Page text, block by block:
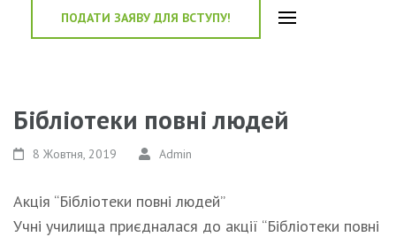
ПОДАТИ ЗАЯВУ ДЛЯ ВСТУПУ!
Бібліотеки повні людей
8 Жовтня, 2019 Admin
Акція “Бібліотеки повні людей”
Учні училища приєдналася до акції “Бібліотеки повні